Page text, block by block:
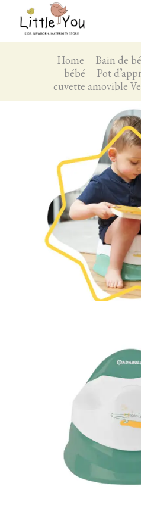
Home Bain de
bébé
Pot
cuvette amovible